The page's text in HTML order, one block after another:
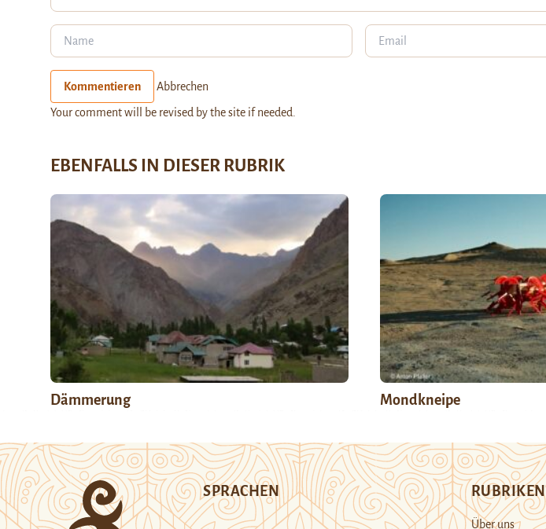
Kommentieren Abbrechen
Your comment will be revised by the site if needed.
EBENFALLS IN DIESER RUBRIK
Dämmerung Mondkneipe
SPRACHEN RUBRIKEN
Über uns